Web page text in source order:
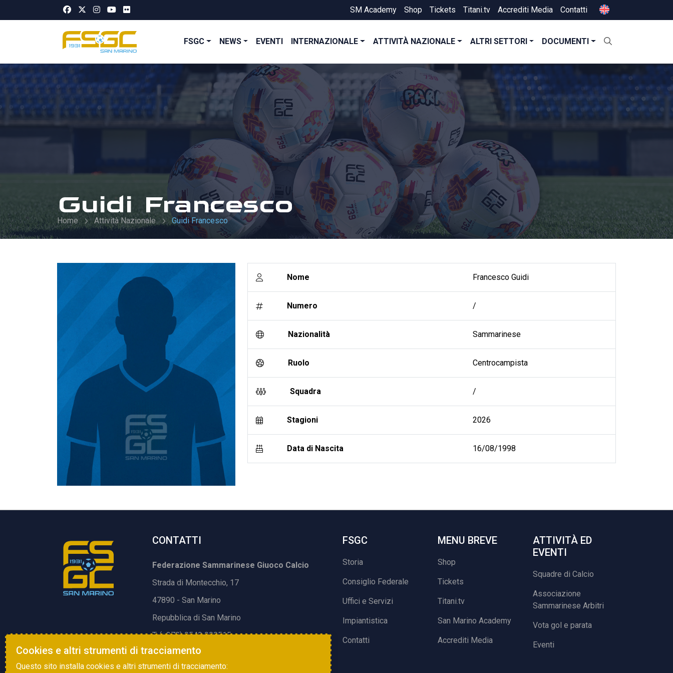
SM Academy Shop Tickets Titani.tv Accrediti Media Contatti
FSGC NEWS EVENTI INTERNAZIONALE ATTIVITÀ NAZIONALE ALTRI SETTORI DOCUMENTI
Guidi Francesco
Home Attività Nazionale Guidi Francesco
Nome Francesco Guidi
Numero /
Nazionalità Sammarinese
Ruolo Centrocampista
Squadra /
Stagioni 2026
Data di Nascita 16/08/1998
CONTATTI
Federazione Sammarinese Giuoco Calcio
Strada di Montecchio, 17
47890 - San Marino
Repubblica di San Marino
T. (+378) 0549 990515
E.info@fsgc.sm
FSGC
Storia
Consiglio Federale
Uffici e Servizi
Impiantistica
Contatti
MENU BREVE
Shop
Tickets
Titani.tv
San Marino Academy
Accrediti Media
ATTIVITÀ ED
EVENTI
Squadre di Calcio
Associazione
Sammarinese Arbitri
Vota gol e parata
Eventi
Cookies e altri strumenti di tracciamento
Questo sito installa cookies e altri strumenti di tracciamento: